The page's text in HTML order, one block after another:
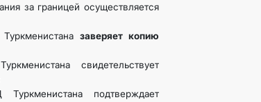
за границей осуществляется
заверяет копию
свидетельствует
подтверждает